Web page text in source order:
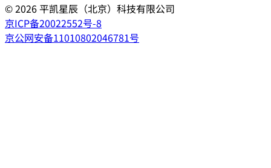
©2026平凯星辰（北京）科技有限公司
京ICP备20022552号-8
京公网安备11010802046781号